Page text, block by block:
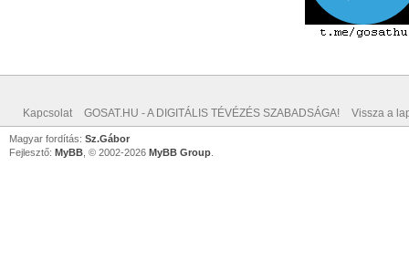
Kapcsolat GOSAT.HU - A DIGITÁLIS TÉVÉZÉS SZABADSÁGA! Vissza a
Magyar fordítás: Sz.Gábor
Fejlesztő: MyBB , © 2002-2026 MyBB Group